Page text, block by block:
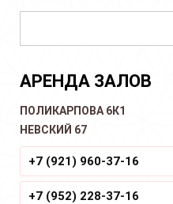
АРЕНДА ЗАЛОВ
ПОЛИКАРПОВА 6К1
НЕВСКИЙ 67
+7 (921) 960-37-16
+7 (952) 228-37-16